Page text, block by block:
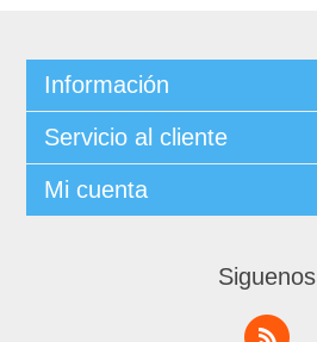
Información
Servicio al cliente
Mi cuenta
Siguenos